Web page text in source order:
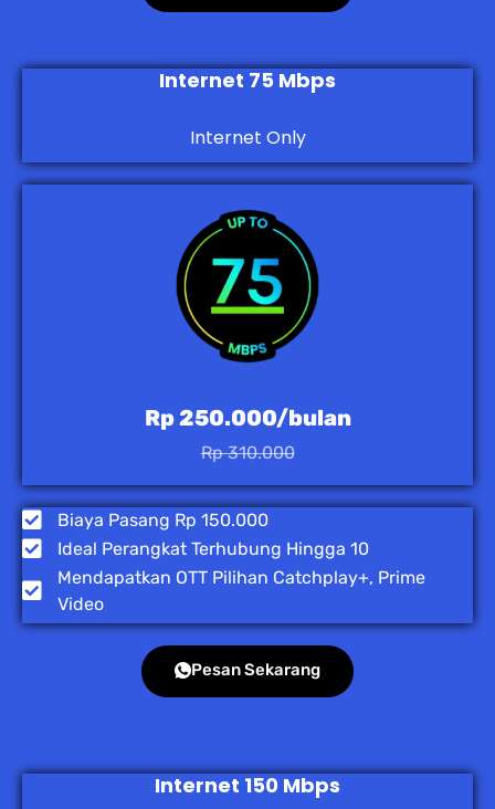
Internet 75 Mbps
Internet Only
Rp 250.000/bulan
Rp 310.000
Biaya Pasang Rp 150.000
Ideal Perangkat Terhubung Hingga 10
Mendapatkan OTT Pilihan Catchplay+, Prime
Video
Pesan Sekarang
Internet 150 Mbps